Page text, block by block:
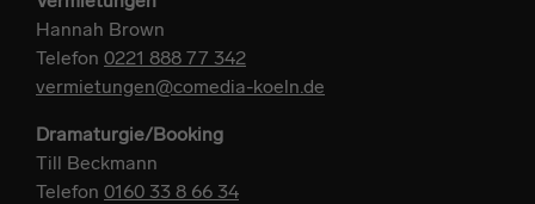
Hannah Brown
Telefon 0221 888 77 342
vermietungen@comedia-koeln.de
Dramaturgie/Booking
Till Beckmann
Telefon 0160 33 8 66 34